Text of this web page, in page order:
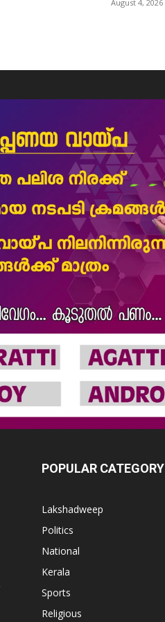
August 4, 2026
POPULAR CATEGORY
Lakshadweep
Politics
National
Kerala
Sports
Religious